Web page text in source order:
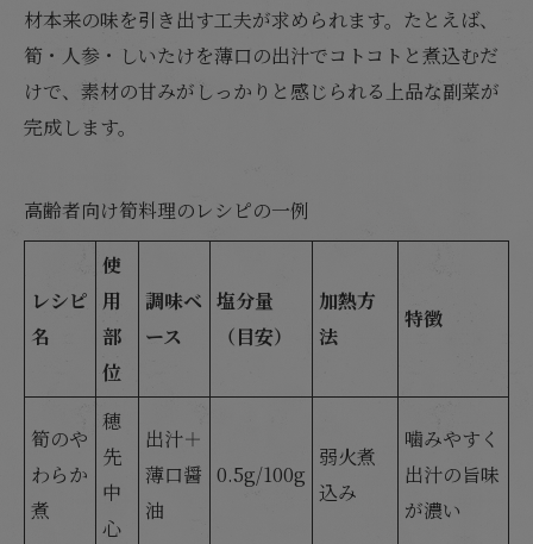
材本来の味を引き出す工夫が求められます。たとえば、
筍・人参・しいたけを薄口の出汁でコトコトと煮込むだ
けで、素材の甘みがしっかりと感じられる上品な副菜が
完成します。
高齢者向け筍料理のレシピの一例
レシピ
名
使
用
部
位
調味ベ
ース
塩分量
（目安）
加熱方
法
特徴
筍のや
わらか
煮
穂
先
中
心
出汁＋
薄口醤
油
0.5g/100g
弱火煮
込み
噛みやすく
出汁の旨味
が濃い